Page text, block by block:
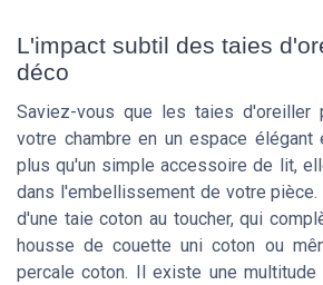
L'impact subtil des taies
déco
Saviez-vous que les taies d'oreiller
votre chambre en un espace élégant
plus qu'un simple accessoire de lit,
dans l'embellissement de votre pièce.
d'une taie coton au toucher, qui
housse de couette uni coton ou
percale coton. Il existe une